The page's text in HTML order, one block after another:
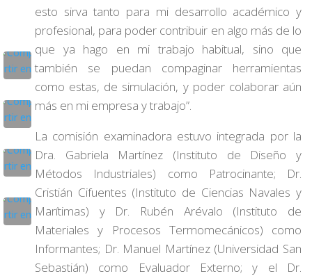
esto sirva tanto para mi desarrollo académico y
profesional, para poder contribuir en algo más de lo
que ya hago en mi trabajo habitual, sino que
también se puedan compaginar herramientas
como estas, de simulación, y poder colaborar aún
más en mi empresa y trabajo”.
La comisión examinadora estuvo integrada por la
Dra. Gabriela Martínez (Instituto de Diseño y
Métodos Industriales) como Patrocinante; Dr.
Cristián Cifuentes (Instituto de Ciencias Navales y
Marítimas) y Dr. Rubén Arévalo (Instituto de
Materiales y Procesos Termomecánicos) como
Informantes; Dr. Manuel Martínez (Universidad San
Sebastián) como Evaluador Externo; y el Dr.